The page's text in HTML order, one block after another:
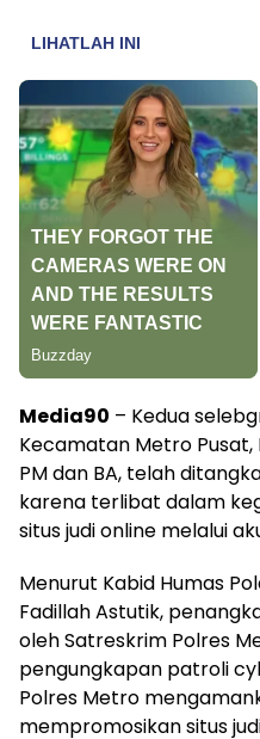
Media90 – Kedua
Kecamatan Metro Pusat,
PM dan BA, telah
karena terlibat dalam
situs judi online melalui
Menurut Kabid Humas
Fadillah Astutik,
oleh Satreskrim Polres
pengungkapan patroli
Polres Metro
mempromosikan situs